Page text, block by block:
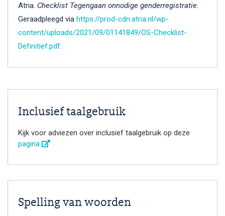
Atria. Checklist Tegengaan onnodige genderregistratie.
Geraadpleegd via https://prod-cdn.atria.nl/wp-
content/uploads/2021/09/01141849/OS-Checklist-
Definitief.pdf.
Inclusief taalgebruik
Kijk voor adviezen over inclusief taalgebruik op deze
pagina
Spelling van woorden